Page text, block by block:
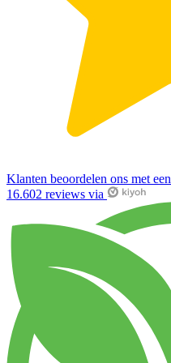
Klanten beoordelen ons met een
16.602 reviews via